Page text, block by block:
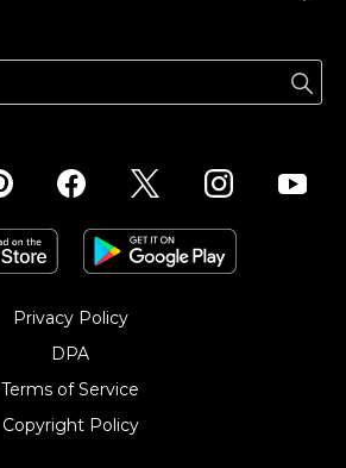
Privacy Policy
DPA
Terms of Service
Copyright Policy‎